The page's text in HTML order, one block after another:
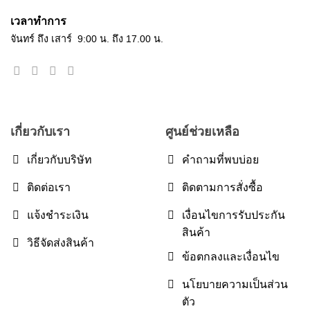
เวลาทำการ
จันทร์ ถึง เสาร์ 9:00 น. ถึง 17.00 น.
เกี่ยวกับเรา
เกี่ยวกับบริษัท
ติดต่อเรา
แจ้งชำระเงิน
วิธีจัดส่งสินค้า
ศูนย์ช่วยเหลือ
คำถามที่พบบ่อย
ติดตามการสั่งซื้อ
เงื่อนไขการรับประกัน
สินค้า
ข้อตกลงและเงื่อนไข
นโยบายความเป็นส่วน
ตัว